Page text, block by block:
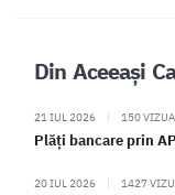
Din Aceeași
21 IUL 2026 | 150
Plăți bancare prin
20 IUL 2026 | 1427